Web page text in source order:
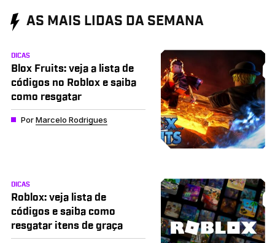
AS MAIS LIDAS DA SEMANA
DICAS
Blox Fruits: veja a lista de
códigos no Roblox e saiba
como resgatar
PorMarcelo Rodrigues
DICAS
Roblox: veja lista de
códigos e saiba como
resgatar itens de graça